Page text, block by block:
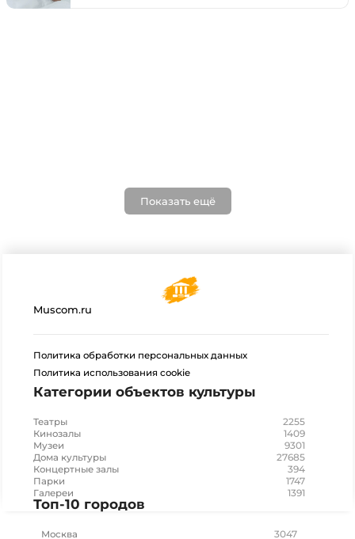
Показать ещё
Muscom.ru
Политика обработки персональных данных
Политика использования cookie
Категории объектов культуры
Театры 2255
Кинозалы 1409
Музеи 9301
Дома культуры 27685
Концертные залы 394
Парки 1747
Галереи 1391
Топ-10 городов
Москва 3047